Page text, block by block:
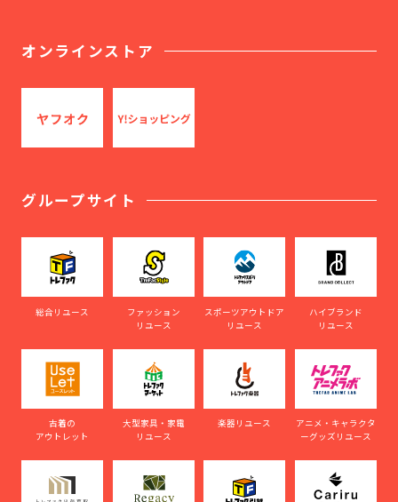
オンラインストア
グループサイト
総合リユース
ファッション
リユース
スポーツアウトドア
リユース
ハイブランド
リユース
古着の
アウトレット
大型家具・家電
リユース
楽器リユース
アニメ・キャラクタ
ーグッズリユース